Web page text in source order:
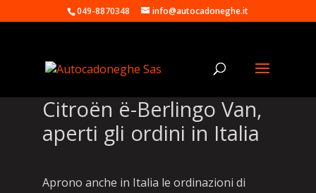
049-8870348 info@autocadoneghe.it
Citroën ë-Berlingo Van,
aperti gli ordini in Italia
Aprono anche in Italia le ordinazioni di